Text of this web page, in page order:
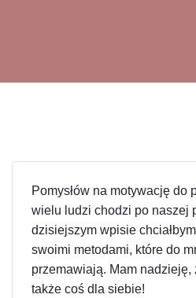
Pomysłów na motywację do
wielu ludzi chodzi po naszej
dzisiejszym wpisie
swoimi metodami, które do
przemawiają. Mam nadzieję,
także coś dla siebie!